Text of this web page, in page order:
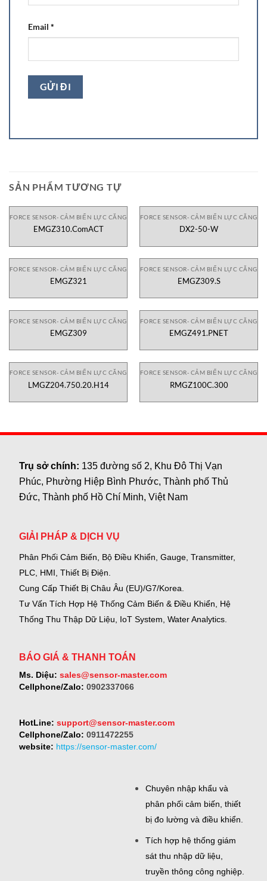
Email *
SẢN PHẨM TƯƠNG TỰ
FORCE SENSOR- CẢM BIẾN LỰC CĂNG
EMGZ310.ComACT
FORCE SENSOR- CẢM BIẾN LỰC CĂNG
DX2-50-W
FORCE SENSOR- CẢM BIẾN LỰC CĂNG
EMGZ321
FORCE SENSOR- CẢM BIẾN LỰC CĂNG
EMGZ309.S
FORCE SENSOR- CẢM BIẾN LỰC CĂNG
EMGZ309
FORCE SENSOR- CẢM BIẾN LỰC CĂNG
EMGZ491.PNET
FORCE SENSOR- CẢM BIẾN LỰC CĂNG
LMGZ204.750.20.H14
FORCE SENSOR- CẢM BIẾN LỰC CĂNG
RMGZ100C.300
Trụ sở chính: 135 đường số 2, Khu Đô Thị Vạn
Phúc, Phường Hiệp Bình Phước, Thành phố Thủ
Đức, Thành phố Hồ Chí Minh, Việt Nam
GIẢI PHÁP & DỊCH VỤ
Phân Phối Cảm Biến, Bộ Điều Khiển, Gauge, Transmitter,
PLC, HMI, Thiết Bị Điện.
Cung Cấp Thiết Bị Châu Âu (EU)/G7/Korea.
Tư Vấn Tích Hợp Hệ Thống Cảm Biến & Điều Khiển, Hệ
Thống Thu Thập Dữ Liệu, IoT System, Water Analytics.
BÁO GIÁ & THANH TOÁN
Ms. Diệu: sales@sensor-master.com
Cellphone/Zalo: 0902337066
HotLine: support@sensor-master.com
Cellphone/Zalo: 0911472255
website: https://sensor-master.com/
Chuyên nhập khẩu và
phân phối cảm biến, thiết
bị đo lường và điều khiển.
Tích hợp hệ thống giám
sát thu nhập dữ liệu,
truyền thông công nghiệp.